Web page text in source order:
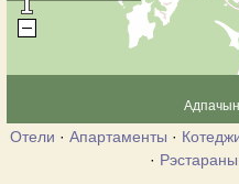
Отели · Апартаменты ·
· Рэстараны